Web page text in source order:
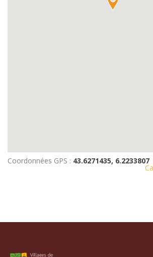
Coordonnées GPS : 43.6271435, 6.2233807